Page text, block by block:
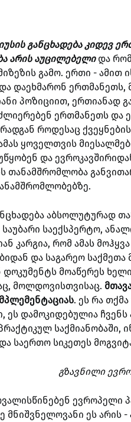
განცხადება კიდევ
არის აუცილებელიდა რომ
გამო. ერთი - ამით
დაეხმარონ ერთმანეთს,
პოზიციით, ერთიანად
ერთმანეთს და
როდესაც
ყოველთვის
და
თანამშრომლობა
აბსოლუტურად
საექსპერტო,
კარგია, რომ ამას
და საგარეო
მოაწერეს
მოლდოვისთვისაც.
. ეს რა
ეს დამოკიდებულია
საქმიანობაში,
საერთო სიკეთეს
გზავნილი
ევროპელი
მნიშვნელოვანი ეს არის -